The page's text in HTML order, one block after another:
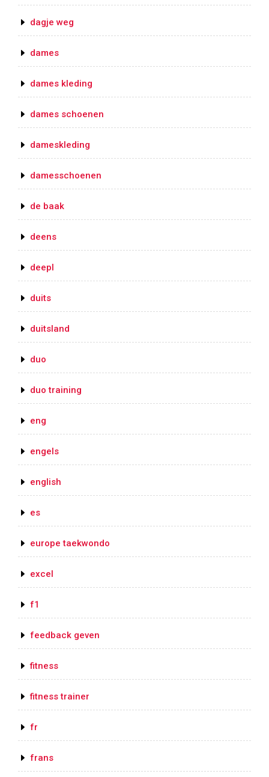
dagje weg
dames
dames kleding
dames schoenen
dameskleding
damesschoenen
de baak
deens
deepl
duits
duitsland
duo
duo training
eng
engels
english
es
europe taekwondo
excel
f1
feedback geven
fitness
fitness trainer
fr
frans